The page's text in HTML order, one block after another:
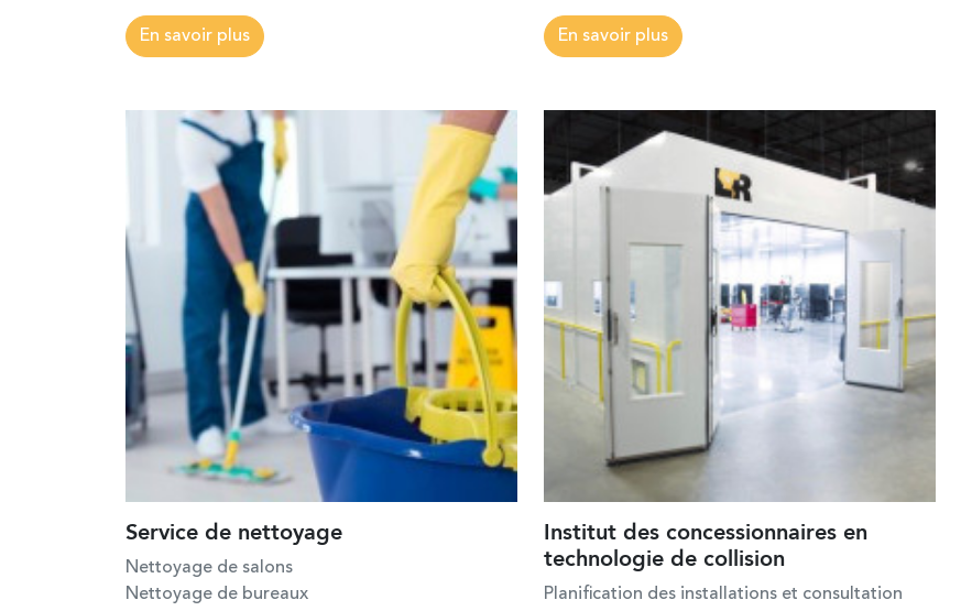
En savoir plus En savoir plus
Service de nettoyage
Nettoyage de salons
Nettoyage de bureaux
Institut des concessionnaires en
technologie de collision
Planification des installations et consultation